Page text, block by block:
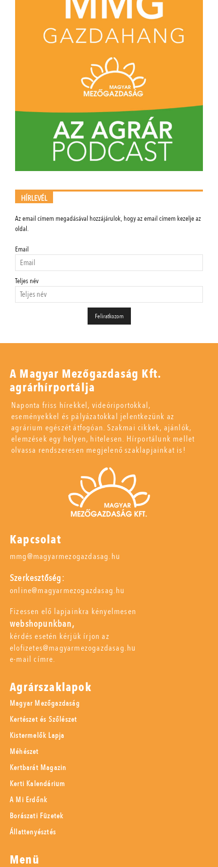
HÍRLEVÉL
Az email címem megadásával hozzájárulok, hogy az email címem kezelje az
oldal.
Email
Teljes név
A Magyar Mezőgazdaság Kft.
agrárhírportálja
Naponta friss hírekkel, videóriportokkal,
eseményekkel és pályázatokkal jelentkezünk az
agrárium egészét átfogóan. Szakmai cikkek, ajánlók,
elemzések egy helyen, hitelesen. Hírportálunk mellet
olvassa rendszeresen megjelenő szaklapjainkat is!
Kapcsolat
mmg@magyarmezogazdasag.hu
Szerkesztőség:
online@magyarmezogazdasag.hu
Fizessen elő lapjainkra kényelmesen
webshopunkban,
kérdés esetén kérjük írjon az
elofizetes@magyarmezogazdasag.hu
e-mail címre.
Agrárszaklapok
Magyar Mezőgazdaság
Kertészet és Szőlészet
Kistermelők Lapja
Méhészet
Kertbarát Magazin
Kerti Kalendárium
A Mi Erdőnk
Borászati Füzetek
Állattenyésztés
Menü